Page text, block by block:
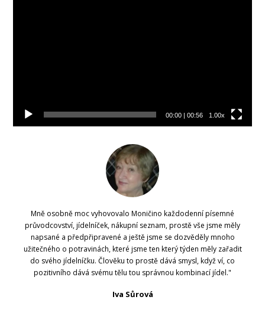
00:00| 00:56 1.00x
Mně osobně moc vyhovovalo Moničino každodenní písemné
průvodcovství, jídelníček, nákupní seznam, prostě vše jsme měly
napsané a předpřipravené a ještě jsme se dozvěděly mnoho
užitečného o potravinách, které jsme ten který týden měly zařadit
do svého jídelníčku. Člověku to prostě dává smysl, když ví, co
pozitivního dává svému tělu tou správnou kombinací jídel."
Iva Sůrová